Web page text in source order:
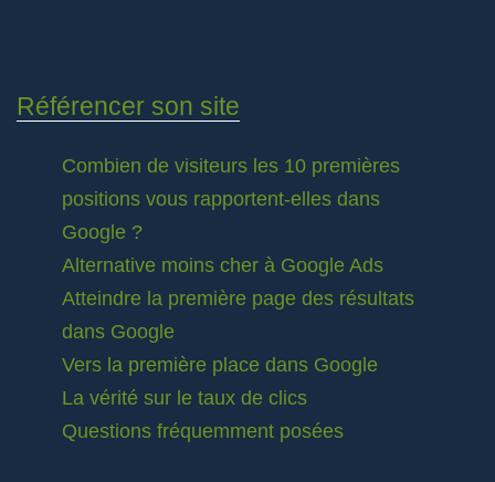
Référencer son site
Combien de visiteurs les 10 premières
positions vous rapportent-elles dans
Google ?
Alternative moins cher à Google Ads
Atteindre la première page des résultats
dans Google
Vers la première place dans Google
La vérité sur le taux de clics
Questions fréquemment posées